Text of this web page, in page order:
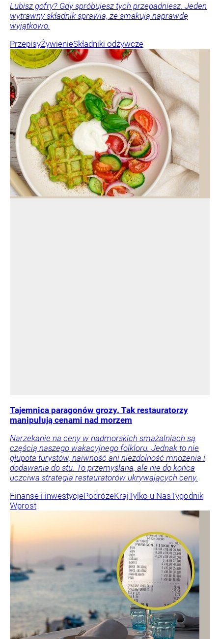
Lubisz gofry? Gdy spróbujesz tych przepadniesz. Jeden
wytrawny składnik sprawia, że smakują naprawdę
wyjątkowo.
PrzepisyŻywienieSkładniki odżywcze
Tajemnica paragonów grozy. Tak restauratorzy
manipulują cenami nad morzem
Narzekanie na ceny w nadmorskich smażalniach są
częścią naszego wakacyjnego folkloru. Jednak to nie
głupota turystów, naiwność ani niezdolność mnożenia i
dodawania do stu. To przemyślana, ale nie do końca
uczciwa strategia restauratorów ukrywających ceny.
Finanse i inwestycjePodróżeKrajTylko u NasTygodnik
Wprost